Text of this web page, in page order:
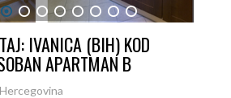
4 5 6 7 8 9 10 11
IVANICA (BIH) KOD
APARTMAN B